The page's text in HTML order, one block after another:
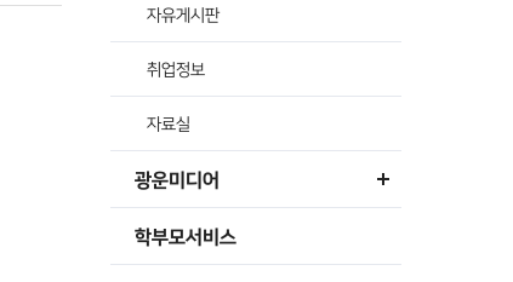
자유게시판
취업정보
자료실
광운미디어
학부모서비스